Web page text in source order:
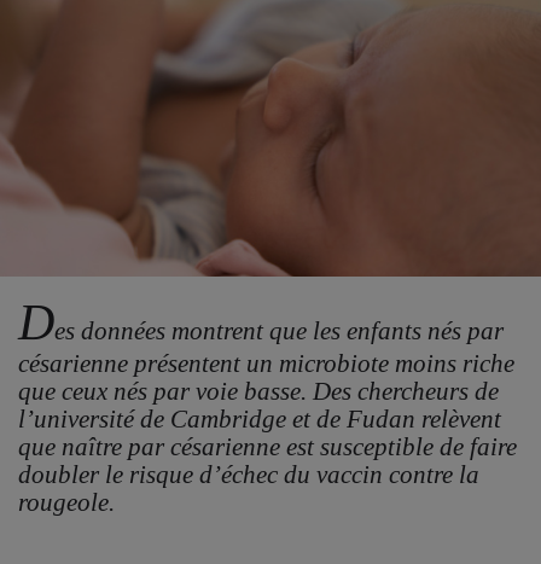
Des données montrent que les enfants nés par
césarienne présentent un microbiote moins riche
que ceux nés par voie basse. Des chercheurs de
l’université de Cambridge et de Fudan relèvent
que naître par césarienne est susceptible de faire
doubler le risque d’échec du vaccin contre la
rougeole.